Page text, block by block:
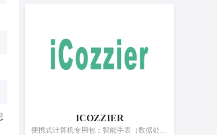
ICOZZIER
便携式计算机专用包；智能手表（数据处理）；导航仪器；手机壳；手机用自拍杆；摄像机；耳机；USB线；灭火器；报警器